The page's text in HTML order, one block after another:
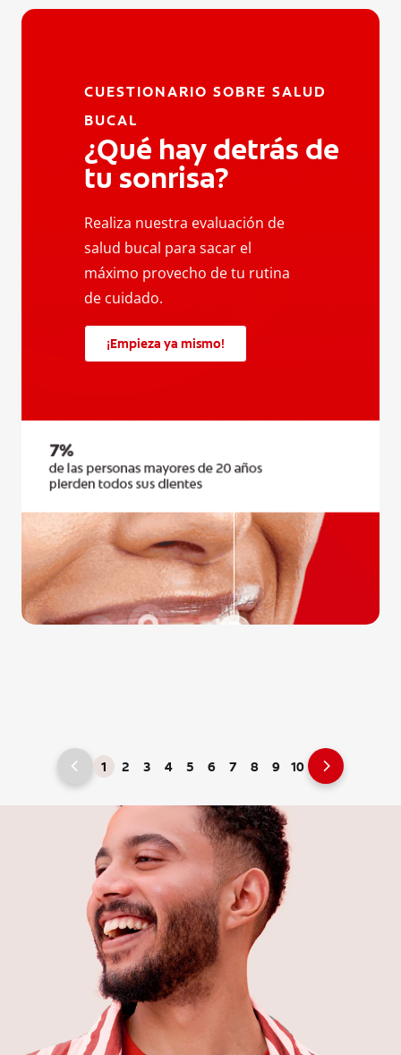
1 2 3 4 5 6 7 8 9 10
CUESTIONARIO SOBRE SALUD
BUCAL
¿Qué hay detrás de
tu sonrisa?
Realiza nuestra evaluación de
salud bucal para sacar el
máximo provecho de tu rutina
de cuidado.
¡Empieza ya mismo!